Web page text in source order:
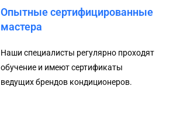
Опытные сертифицированные
мастера
Наши специалисты регулярно проходят
обучение и имеют сертификаты
ведущих брендов кондиционеров.